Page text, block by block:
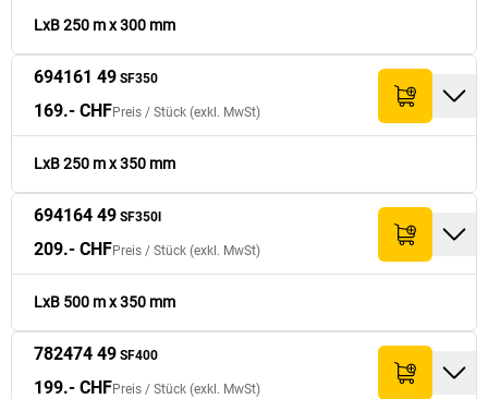
782480 49 SF600 600
299.- CHF
LxB 250 m x 300 mm
694161 49 SF350
169.- CHFPreis / Stück (exkl. MwSt)
LxB 250 m x 350 mm
694164 49 SF350l
209.- CHFPreis / Stück (exkl. MwSt)
LxB 500 m x 350 mm
782474 49 SF400
199.- CHFPreis / Stück (exkl. MwSt)